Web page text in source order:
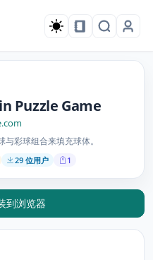
Puzzle Game
彩球组合来填充球体。
29 位用户 1
到浏览器